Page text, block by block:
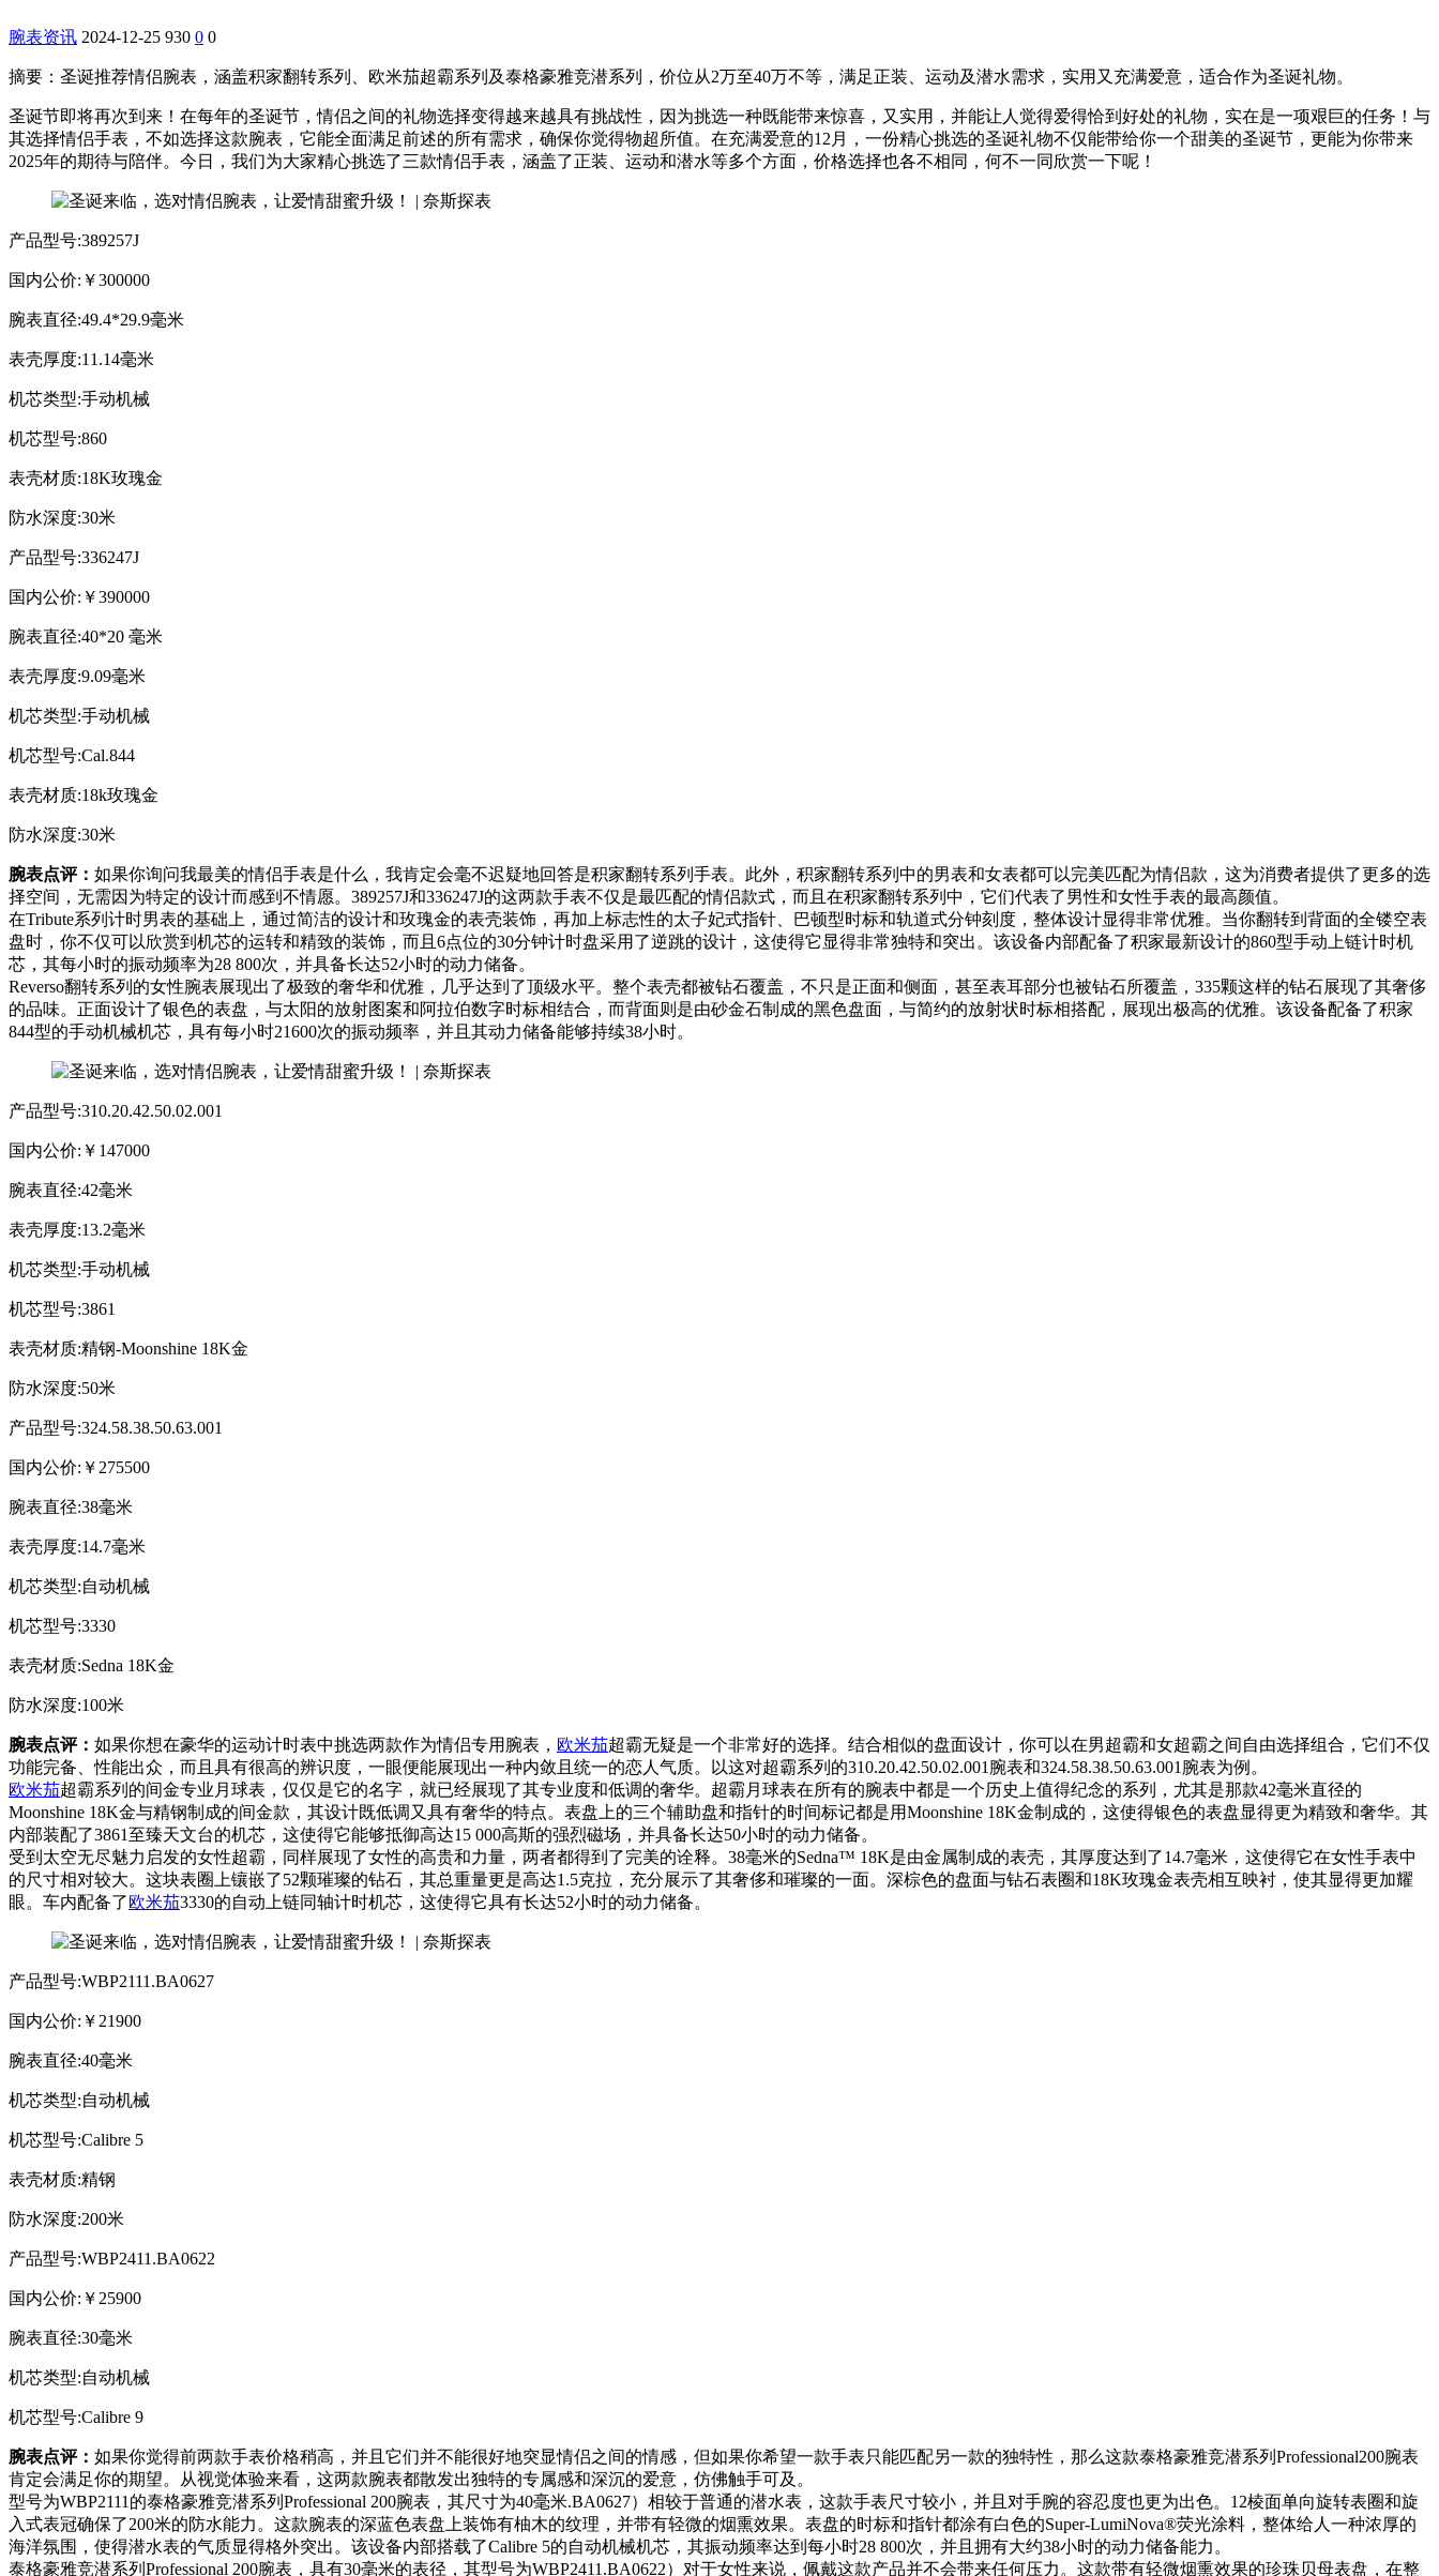
腕表资讯 2024-12-25 930 0 0
摘要： 圣诞推荐情侣腕表，涵盖积家翻转系列、欧米茄超霸系列及泰格豪雅竞潜系列，价位从2万至40万不等，满足正装、运动及潜水需求，实用又充满爱意，适合作为圣诞礼物。
圣诞节即将再次到来！在每年的圣诞节，情侣之间的礼物选择变得越来越具有挑战性，因为挑选一种既能带来惊喜，又实用，并能让人觉得爱得恰到好处的礼物，实在是一项艰巨的任务！与
其选择情侣手表，不如选择这款腕表，它能全面满足前述的所有需求，确保你觉得物超所值。在充满爱意的12月，一份精心挑选的圣诞礼物不仅能带给你一个甜美的圣诞节，更能为你带来
2025年的期待与陪伴。今日，我们为大家精心挑选了三款情侣手表，涵盖了正装、运动和潜水等多个方面，价格选择也各不相同，何不一同欣赏一下呢！
产品型号:389257J
国内公价:￥300000
腕表直径:49.4*29.9毫米
表壳厚度:11.14毫米
机芯类型:手动机械
机芯型号:860
表壳材质:18K玫瑰金
防水深度:30米
产品型号:336247J
国内公价:￥390000
腕表直径:40*20 毫米
表壳厚度:9.09毫米
机芯类型:手动机械
机芯型号:Cal.844
表壳材质:18k玫瑰金
防水深度:30米
腕表点评： 如果你询问我最美的情侣手表是什么，我肯定会毫不迟疑地回答是积家翻转系列手表。此外，积家翻转系列中的男表和女表都可以完美匹配为情侣款，这为消费者提供了更多的选
择空间，无需因为特定的设计而感到不情愿。389257J和336247J的这两款手表不仅是最匹配的情侣款式，而且在积家翻转系列中，它们代表了男性和女性手表的最高颜值。
在Tribute系列计时男表的基础上，通过简洁的设计和玫瑰金的表壳装饰，再加上标志性的太子妃式指针、巴顿型时标和轨道式分钟刻度，整体设计显得非常优雅。当你翻转到背面的全镂空表
盘时，你不仅可以欣赏到机芯的运转和精致的装饰，而且6点位的30分钟计时盘采用了逆跳的设计，这使得它显得非常独特和突出。该设备内部配备了积家最新设计的860型手动上链计时机
芯，其每小时的振动频率为28 800次，并具备长达52小时的动力储备。
Reverso翻转系列的女性腕表展现出了极致的奢华和优雅，几乎达到了顶级水平。整个表壳都被钻石覆盖，不只是正面和侧面，甚至表耳部分也被钻石所覆盖，335颗这样的钻石展现了其奢侈
的品味。正面设计了银色的表盘，与太阳的放射图案和阿拉伯数字时标相结合，而背面则是由砂金石制成的黑色盘面，与简约的放射状时标相搭配，展现出极高的优雅。该设备配备了积家
844型的手动机械机芯，具有每小时21600次的振动频率，并且其动力储备能够持续38小时。
产品型号:310.20.42.50.02.001
国内公价:￥147000
腕表直径:42毫米
表壳厚度:13.2毫米
机芯类型:手动机械
机芯型号:3861
表壳材质:精钢-Moonshine 18K金
防水深度:50米
产品型号:324.58.38.50.63.001
国内公价:￥275500
腕表直径:38毫米
表壳厚度:14.7毫米
机芯类型:自动机械
机芯型号:3330
表壳材质:Sedna 18K金
防水深度:100米
腕表点评： 如果你想在豪华的运动计时表中挑选两款作为情侣专用腕表， 欧米茄超霸无疑是一个非常好的选择。结合相似的盘面设计，你可以在男超霸和女超霸之间自由选择组合，它们不仅
功能完备、性能出众，而且具有很高的辨识度，一眼便能展现出一种内敛且统一的恋人气质。以这对超霸系列的310.20.42.50.02.001腕表和324.58.38.50.63.001腕表为例。
欧米茄超霸系列的间金专业月球表，仅仅是它的名字，就已经展现了其专业度和低调的奢华。超霸月球表在所有的腕表中都是一个历史上值得纪念的系列，尤其是那款42毫米直径的
Moonshine 18K金与精钢制成的间金款，其设计既低调又具有奢华的特点。表盘上的三个辅助盘和指针的时间标记都是用Moonshine 18K金制成的，这使得银色的表盘显得更为精致和奢华。其
内部装配了3861至臻天文台的机芯，这使得它能够抵御高达15 000高斯的强烈磁场，并具备长达50小时的动力储备。
受到太空无尽魅力启发的女性超霸，同样展现了女性的高贵和力量，两者都得到了完美的诠释。38毫米的Sedna™ 18K是由金属制成的表壳，其厚度达到了14.7毫米，这使得它在女性手表中
的尺寸相对较大。这块表圈上镶嵌了52颗璀璨的钻石，其总重量更是高达1.5克拉，充分展示了其奢侈和璀璨的一面。深棕色的盘面与钻石表圈和18K玫瑰金表壳相互映衬，使其显得更加耀
眼。车内配备了欧米茄3330的自动上链同轴计时机芯，这使得它具有长达52小时的动力储备。
产品型号:WBP2111.BA0627
国内公价:￥21900
腕表直径:40毫米
机芯类型:自动机械
机芯型号:Calibre 5
表壳材质:精钢
防水深度:200米
产品型号:WBP2411.BA0622
国内公价:￥25900
腕表直径:30毫米
机芯类型:自动机械
机芯型号:Calibre 9
腕表点评： 如果你觉得前两款手表价格稍高，并且它们并不能很好地突显情侣之间的情感，但如果你希望一款手表只能匹配另一款的独特性，那么这款泰格豪雅竞潜系列Professional200腕表
肯定会满足你的期望。从视觉体验来看，这两款腕表都散发出独特的专属感和深沉的爱意，仿佛触手可及。
型号为WBP2111的泰格豪雅竞潜系列Professional 200腕表，其尺寸为40毫米.BA0627）相较于普通的潜水表，这款手表尺寸较小，并且对手腕的容忍度也更为出色。12棱面单向旋转表圈和旋
入式表冠确保了200米的防水能力。这款腕表的深蓝色表盘上装饰有柚木的纹理，并带有轻微的烟熏效果。表盘的时标和指针都涂有白色的Super-LumiNova®荧光涂料，整体给人一种浓厚的
海洋氛围，使得潜水表的气质显得格外突出。该设备内部搭载了Calibre 5的自动机械机芯，其振动频率达到每小时28 800次，并且拥有大约38小时的动力储备能力。
泰格豪雅竞潜系列Professional 200腕表，具有30毫米的表径，其型号为WBP2411.BA0622）对于女性来说，佩戴这款产品并不会带来任何压力。这款带有轻微烟熏效果的珍珠贝母表盘，在整